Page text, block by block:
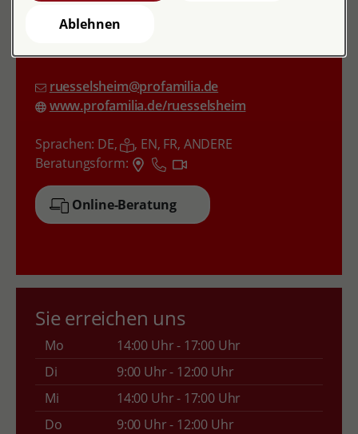
06142 12142
ruesselsheim@profamilia.de
www.profamilia.de/ruesselsheim
Sprachen: DE, , EN, FR, ANDERE
Beratungsform:
Online-Beratung
Sie erreichen uns
Mo
14:00 Uhr - 17:00 Uhr
Di
9:00 Uhr - 12:00 Uhr
Mi
14:00 Uhr - 17:00 Uhr
Do
9:00 Uhr - 12:00 Uhr
Ablehnen